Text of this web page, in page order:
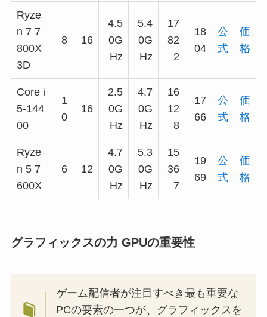
Ryze
n 7 7
800X
3D
8 16
4.5
0G
Hz
5.4
0G
Hz
17
82
2
18
04
公
式
価
格
Core i
5-144
00
1
0
16
2.5
0G
Hz
4.7
0G
Hz
16
12
8
17
66
公
式
価
格
Ryze
n 5 7
600X
6 12
4.7
0G
Hz
5.3
0G
Hz
15
36
7
19
69
公
式
価
格
グラフィックスの力 GPUの重要性
ゲーム配信者が注目すべき最も重要な
PCの要素の一つが、グラフィックスを